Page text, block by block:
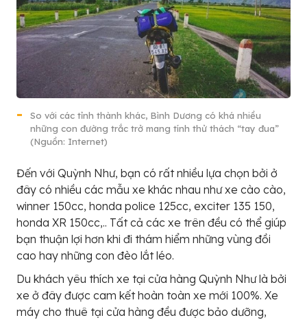
So với các tỉnh thành khác, Bình Dương có khá nhiều
những con đường trắc trở mang tính thử thách “tay đua”
(Nguồn: Internet)
Đến với Quỳnh Như, bạn có rất nhiều lựa chọn bởi ở
đây có nhiều các mẫu xe khác nhau như xe cào cào,
winner 150cc, honda police 125cc, exciter 135 150,
honda XR 150cc,.. Tất cả các xe trên đều có thể giúp
bạn thuận lợi hơn khi đi thám hiểm những vùng đồi
cao hay những con đèo lắt léo.
Du khách yêu thích xe tại cửa hàng Quỳnh Như là bởi
xe ở đây được cam kết hoàn toàn xe mới 100%. Xe
máy cho thuê tại cửa hàng đều được bảo dưỡng,